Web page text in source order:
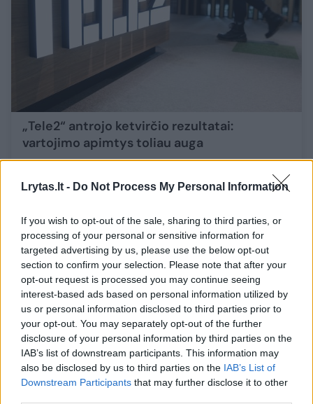
Lrytas.lt - Do Not Process My Personal Information
If you wish to opt-out of the sale, sharing to third parties, or
processing of your personal or sensitive information for
targeted advertising by us, please use the below opt-out
section to confirm your selection. Please note that after your
opt-out request is processed you may continue seeing
interest-based ads based on personal information utilized by
us or personal information disclosed to third parties prior to
your opt-out. You may separately opt-out of the further
disclosure of your personal information by third parties on the
IAB’s list of downstream participants. This information may
also be disclosed by us to third parties on the IAB’s List of
Downstream Participants that may further disclose it to other
„Tele2“ antrojo ketvirčio rezultatai:
vartojimo apimtys toliau auga